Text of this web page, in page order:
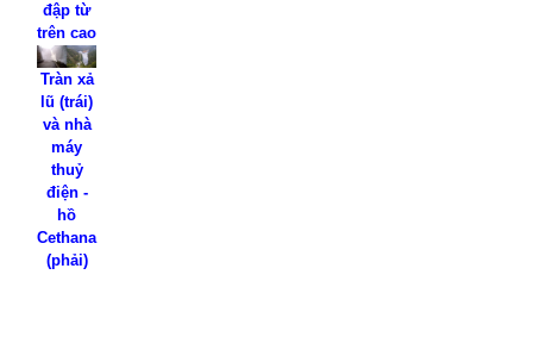
đập từ
trên cao
Tràn xả
lũ (trái)
và nhà
máy
thuỷ
điện -
hồ
Cethana
(phải)